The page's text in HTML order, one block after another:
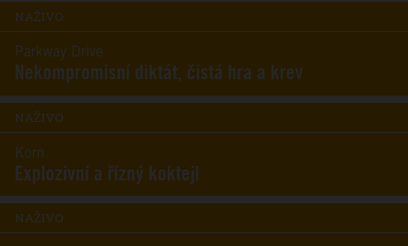
NAŽIVO
Parkway Drive
Nekompromisní diktát, čistá hra a krev
NAŽIVO
Korn
Explozivní a řízný koktejl
NAŽIVO